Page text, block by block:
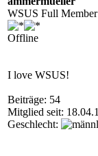
WSUS Full Member
Offline
I love WSUS!
Beiträge: 54
Mitglied seit:
Geschlecht: